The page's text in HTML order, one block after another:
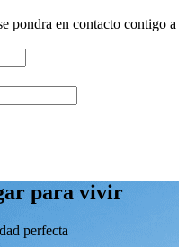
pondra en contacto contigo a
para vivir
perfecta